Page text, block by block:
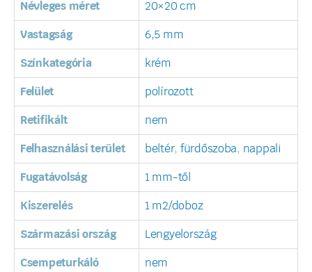
Névleges méret 20×20 cm
Vastagság 6,5 mm
Színkategória krém
Felület polírozott
Retifikált nem
Felhasználási terület beltér, fürdőszoba, nappali
Fugatávolság 1 mm-től
Kiszerelés 1 m2/doboz
Származási ország Lengyelország
Csempeturkáló nem